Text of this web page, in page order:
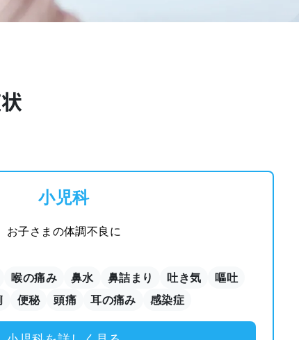
小児科
お子さまの体調不良に
喉の痛み 鼻水 鼻詰まり 吐き気
嘔吐
便秘 頭痛 耳の痛み 感染症